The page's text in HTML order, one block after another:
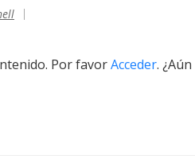
Por favorAcceder.